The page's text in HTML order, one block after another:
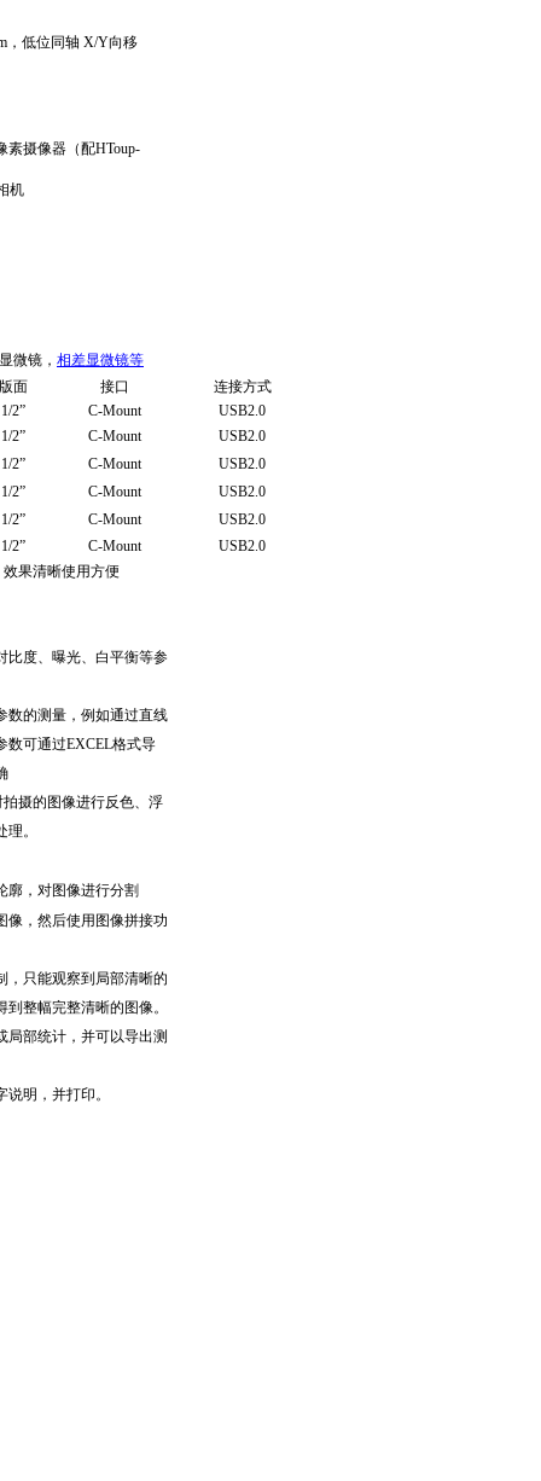
，低位同轴X/Y向移
素摄像器 （配HToup-
机
微镜， 相差显微镜等
面
接口
连接方式
1/2” C-Mount
USB2.0
1/2” C-Mount
USB2.0
1/2” C-Mount
USB2.0
1/2” C-Mount
USB2.0
1/2” C-Mount
USB2.0
1/2” C-Mount
USB2.0
果清晰使用方便
比度、曝光、白平衡等参
数的测量，例如通过直线
数可通过EXCEL格式导
摄的图像进行反色、浮
。
廓，对图像进行分割
像，然后使用图像拼接功
，只能观察到局部清晰的
整幅完整清晰的图像。
局部统计，并可以导出测
说明，并打印。